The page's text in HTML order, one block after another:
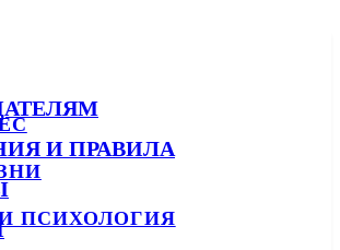
ПСИХОЛОГИЯ
И ПРАВИЛА